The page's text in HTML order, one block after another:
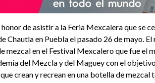
de asistir a la Feria Mexcalera que se
Chautla en Puebla el pasado 26 de mayo.
mezcal en el Festival Mexcalero que fue
del Mezcla y del Maguey con el
crean y recrean en una botella de